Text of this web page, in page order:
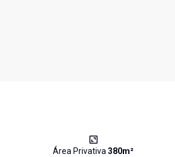
Área Privativa380m²